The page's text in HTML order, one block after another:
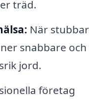
träd.
När stubbar
snabbare och
jord.
företag